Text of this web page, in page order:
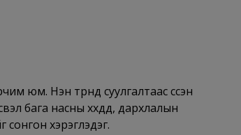
юм. Нэн түрүүнд суулгалтаас үүссэн
насны хүүхдүүд, дархлалын
сонгон хэрэглэдэг.